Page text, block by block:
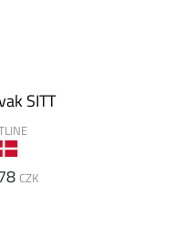
SITT
CZK